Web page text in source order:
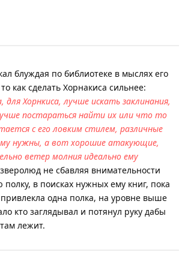
блуждая по библиотеке в мыслях его
как сделать Хорнакиса сильнее:
для Хорнкиса, лучше искать заклинания,
постараться найти их или что то
с его ловким стилем, различные
нужны, а вот хорошие атакующие,
ветер молния идеально ему
не сбавляя внимательности
в поисках нужных ему книг, пока
одна полка, на уровне выше
кто заглядывал и потянул руку дабы
лежит.